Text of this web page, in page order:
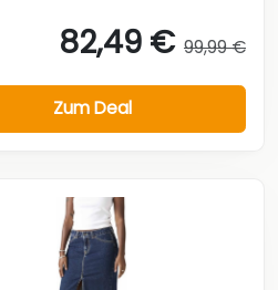
82,49 € 99,99 €
Zum Deal